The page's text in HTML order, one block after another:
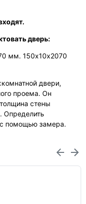
дверь:
мм. 150x10х2070
двери,
проема. Он
стены
Определить
помощью замера.